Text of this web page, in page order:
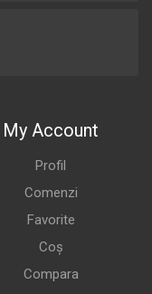
My Account
Profil
Comenzi
Favorite
Coș
Compara